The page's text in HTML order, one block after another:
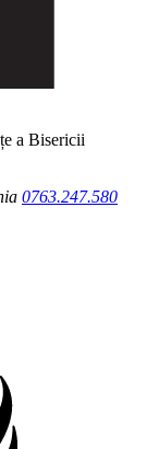
a Bisericii
0763.247.580